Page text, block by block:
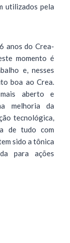
utilizados pela
anos do Crea-
momento é
e, nesses
boa ao Crea.
aberto e
melhoria da
tecnológica,
de tudo com
sido a tônica
para ações